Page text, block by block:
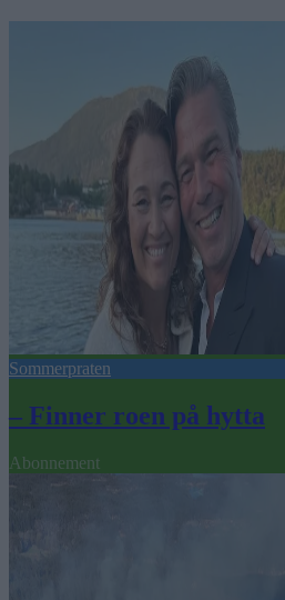
Sommerpraten
– Finner roen på hytta
Abonnement